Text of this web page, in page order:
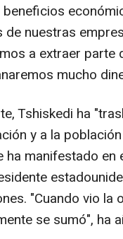
beneficios
de nuestras
a extraer
mucho
Tshiskedi ha
y a la
ha manifestado en
"Cuando vio
se sumó", ha